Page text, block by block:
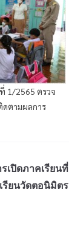
1/2565 ตรวจ
ตามผลการ
เปิดภาคเรียนที่
รียนวัดตอนิมิตร